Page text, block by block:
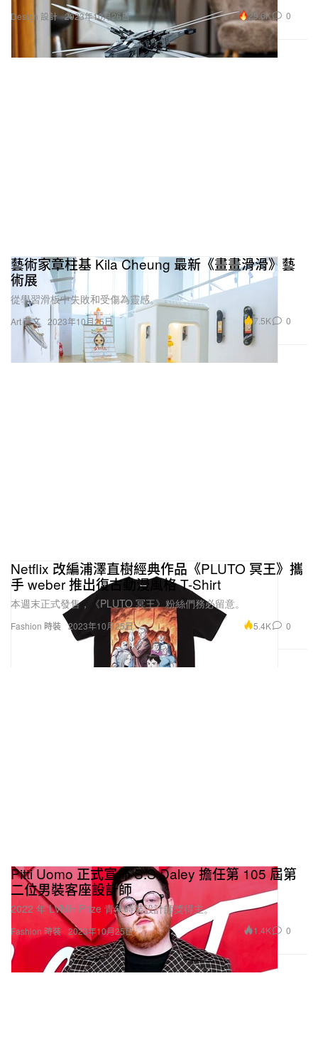
Design 設計 2023年10月26日 29.6K 0
Art 藝文
藝術家章柱基 Kila Cheung 最新《畫畫滑滑》藝
術展
從學習滑板中失敗和受傷為靈感。
2023年10月25日 7.5K 0
Fashion 時裝
Netflix 改編浦澤直樹經典作品《PLUTO 冥王》攜
手 weber 推出復古動漫風格 T-Shirt
本週末正式發售，《PLUTO 冥王》粉絲們務必留意。
2023年10月25日 5.4K 0
Fashion 時裝
Pitti Uomo 正式宣佈 S.S Daley 擔任第 105 屆第
二位男裝客座設計師
2022 年 LVMH Prize 青年時裝設計師獎得主。
2023年10月25日 1.4K 0